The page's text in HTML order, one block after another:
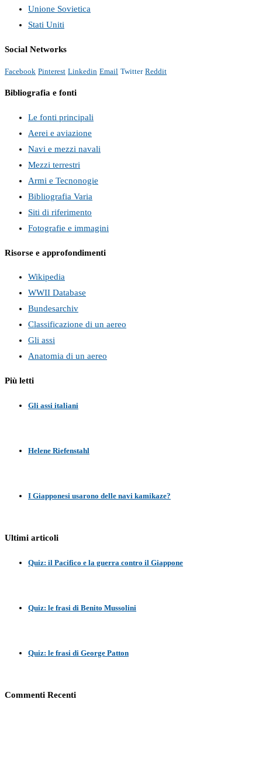
Unione Sovietica
Stati Uniti
Social Networks
Facebook Pinterest Linkedin Email Twitter Reddit
Bibliografia e fonti
Le fonti principali
Aerei e aviazione
Navi e mezzi navali
Mezzi terrestri
Armi e Tecnonogie
Bibliografia Varia
Siti di riferimento
Fotografie e immagini
Risorse e approfondimenti
Wikipedia
WWII Database
Bundesarchiv
Classificazione di un aereo
Gli assi
Anatomia di un aereo
Più letti
Gli assi italiani
Helene Riefenstahl
I Giapponesi usarono delle navi kamikaze?
Ultimi articoli
Quiz: il Pacifico e la guerra contro il Giappone
Quiz: le frasi di Benito Mussolini
Quiz: le frasi di George Patton
Commenti Recenti